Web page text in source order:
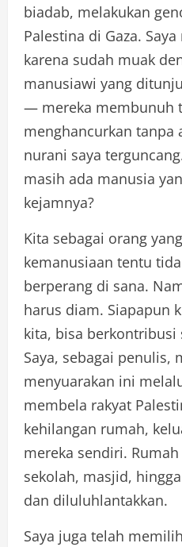
biadab, melakukan
Palestina di Gaza.
karena sudah muak
manusiawi yang
— mereka membunuh
menghancurkan tanpa
nurani saya
masih ada manusia
kejamnya?
Kita sebagai orang
kemanusiaan tentu
berperang di sana.
harus diam. Siapapun
kita, bisa berkontribusi
Saya, sebagai penulis,
menyuarakan ini
membela rakyat
kehilangan rumah,
mereka sendiri.
sekolah, masjid,
dan diluluhlantakkan.
Saya juga telah